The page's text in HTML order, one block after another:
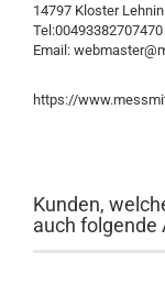
14797 Kloster Lehnin
Tel:00493382707470
Email:
https://
Kunden,
auch folgende